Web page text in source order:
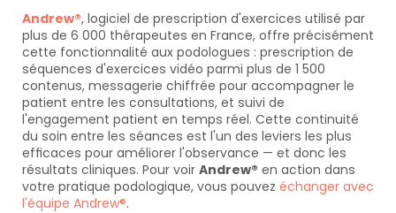
Andrew®, logiciel de prescription d'exercices utilisé par
plus de 6 000 thérapeutes en France, offre précisément
cette fonctionnalité aux podologues : prescription de
séquences d'exercices vidéo parmi plus de 1 500
contenus, messagerie chiffrée pour accompagner le
patient entre les consultations, et suivi de
l'engagement patient en temps réel. Cette continuité
du soin entre les séances est l'un des leviers les plus
efficaces pour améliorer l'observance — et donc les
résultats cliniques. Pour voir Andrew® en action dans
votre pratique podologique, vous pouvez échanger avec
l'équipe Andrew®.